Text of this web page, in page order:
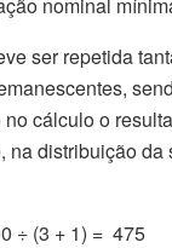
ser repetida
cálculo o
na distribuição da
÷ (3 + 1) = 475